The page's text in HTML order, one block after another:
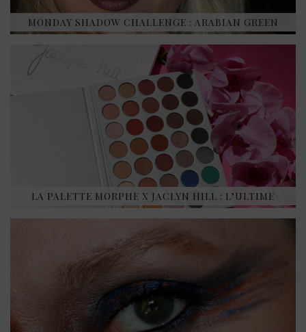
MONDAY SHADOW CHALLENGE : ARABIAN GREEN
LA PALETTE MORPHE X JACLYN HILL : L’ULTIME